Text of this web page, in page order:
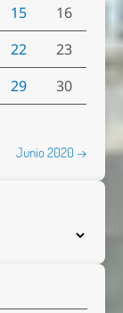
15
16
22
23
29
30
Junio 2020 →